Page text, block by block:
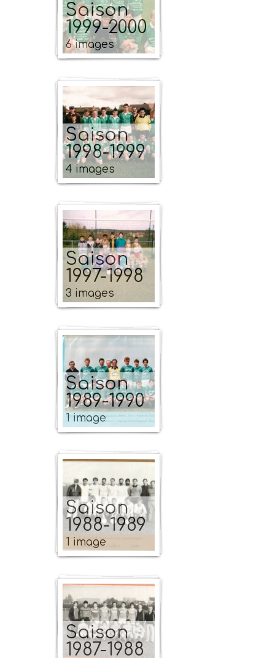
Saison
1999-2000
6 images
Saison
1998-1999
4 images
Saison
1997-1998
3 images
Saison
1989-1990
1 image
Saison
1988-1989
1 image
Saison
1987-1988